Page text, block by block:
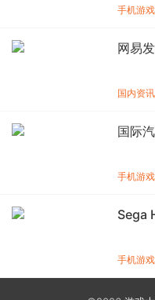
手机游
网易
国内资讯
国际
手机游
Sega
手机游